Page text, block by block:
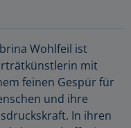
Wohlfeil ist
mit
feinen Gespür für
und ihre
In ihren